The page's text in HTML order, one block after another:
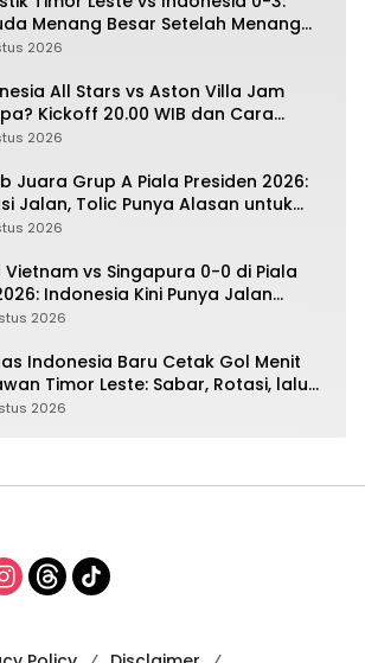
Menang Besar Setelah Menang
Lebih Dulu
2026
All Stars vs Aston Villa Jam
Kickoff 20.00 WIB dan Cara
Resminya
2026
Juara Grup A Piala Presiden 2026:
Jalan, Tolic Punya Alasan untuk
2026
Vietnam vs Singapura 0-0 di Piala
Indonesia Kini Punya Jalan
2026
Indonesia Baru Cetak Gol Menit
Timor Leste: Sabar, Rotasi, lalu
2026